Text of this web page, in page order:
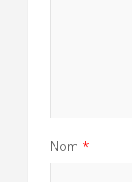
Nom *